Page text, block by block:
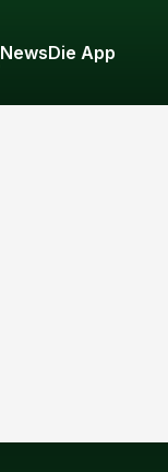
NewsDie App